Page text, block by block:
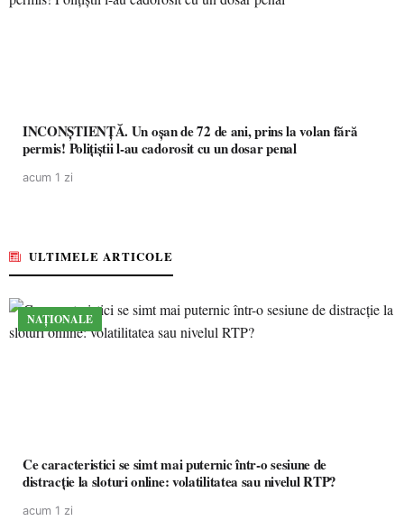
INCONȘTIENȚĂ. Un oșan de 72 de ani, prins la volan fără
permis! Polițiștii l-au cadorosit cu un dosar penal
acum 1 zi
ULTIMELE ARTICOLE
NAȚIONALE
Ce caracteristici se simt mai puternic într-o sesiune de
distracție la sloturi online: volatilitatea sau nivelul RTP?
acum 1 zi